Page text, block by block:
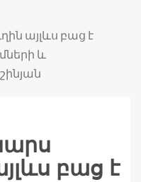
այլևս բաց է
և
բաց է